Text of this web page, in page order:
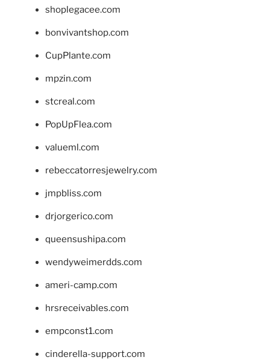
shoplegacee.com
bonvivantshop.com
CupPlante.com
mpzin.com
stcreal.com
PopUpFlea.com
valueml.com
rebeccatorresjewelry.com
jmpbliss.com
drjorgerico.com
queensushipa.com
wendyweimerdds.com
ameri-camp.com
hrsreceivables.com
empconst1.com
cinderella-support.com